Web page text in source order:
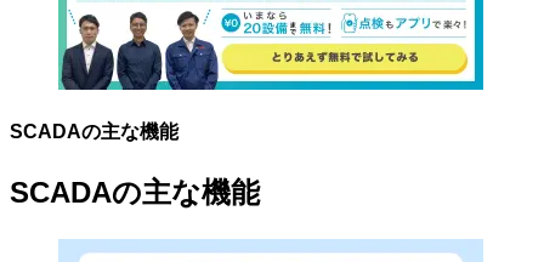
SCADAの主な機能
SCADAの主な機能